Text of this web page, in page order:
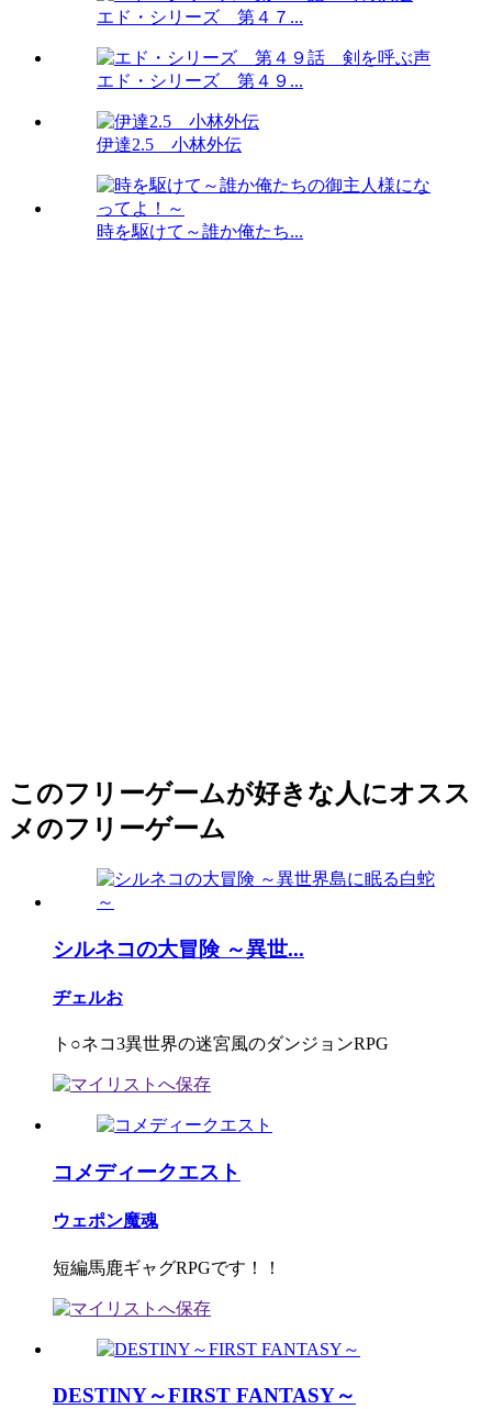
エド・シリーズ 第４７...
エド・シリーズ 第４９...
伊達2.5 小林外伝
時を駆けて～誰か俺たち...
このフリーゲームが好きな人にオスス
メのフリーゲーム
シルネコの大冒険 ～異世...
ヂェルお
ト○ネコ3異世界の迷宮風のダンジョンRPG
コメディークエスト
ウェポン魔魂
短編馬鹿ギャグRPGです！！
DESTINY～FIRST FANTASY～